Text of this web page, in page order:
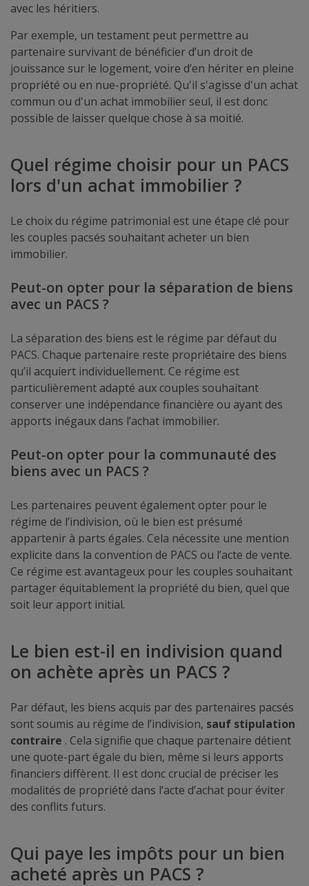
avec les héritiers.
Par exemple, un testament peut permettre au
partenaire survivant de bénéficier d’un droit de
jouissance sur le logement, voire d’en hériter en pleine
propriété ou en nue-propriété. Qu'il s'agisse d'un achat
commun ou d'un achat immobilier seul, il est donc
possible de laisser quelque chose à sa moitié.
Quel régime choisir pour un PACS
lors d'un achat immobilier ?
Le choix du régime patrimonial est une étape clé pour
les couples pacsés souhaitant acheter un bien
immobilier.
Peut-on opter pour la séparation de biens
avec un PACS ?
La séparation des biens est le régime par défaut du
PACS. Chaque partenaire reste propriétaire des biens
qu’il acquiert individuellement. Ce régime est
particulièrement adapté aux couples souhaitant
conserver une indépendance financière ou ayant des
apports inégaux dans l’achat immobilier.
Peut-on opter pour la communauté des
biens avec un PACS ?
Les partenaires peuvent également opter pour le
régime de l’indivision, où le bien est présumé
appartenir à parts égales. Cela nécessite une mention
explicite dans la convention de PACS ou l’acte de vente.
Ce régime est avantageux pour les couples souhaitant
partager équitablement la propriété du bien, quel que
soit leur apport initial.
Le bien est-il en indivision quand
on achète après un PACS ?
Par défaut, les biens acquis par des partenaires pacsés
sont soumis au régime de l’indivision, sauf stipulation
contraire . Cela signifie que chaque partenaire détient
une quote-part égale du bien, même si leurs apports
financiers diffèrent. Il est donc crucial de préciser les
modalités de propriété dans l’acte d’achat pour éviter
des conflits futurs.
Qui paye les impôts pour un bien
acheté après un PACS ?